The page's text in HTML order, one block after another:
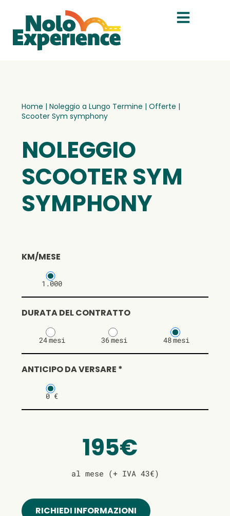
Home | Noleggio a Lungo Termine | Offerte |
Scooter Sym symphony
NOLEGGIO
SCOOTER SYM
SYMPHONY
KM/MESE
1.000
DURATA DEL CONTRATTO
24mesi 36mesi 48mesi
ANTICIPO DA VERSARE *
0 €
195€
al mese (+ IVA 43€)
RICHIEDI INFORMAZIONI